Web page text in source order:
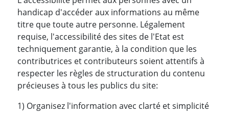
handicap d'accéder aux informations au même
titre que toute autre personne. Légalement
requise, l'accessibilité des sites de l'Etat est
techniquement garantie, à la condition que les
contributrices et contributeurs soient attentifs à
respecter les règles de structuration du contenu
précieuses à tous les publics du site:
1) Organisez l'information avec clarté et simplicité